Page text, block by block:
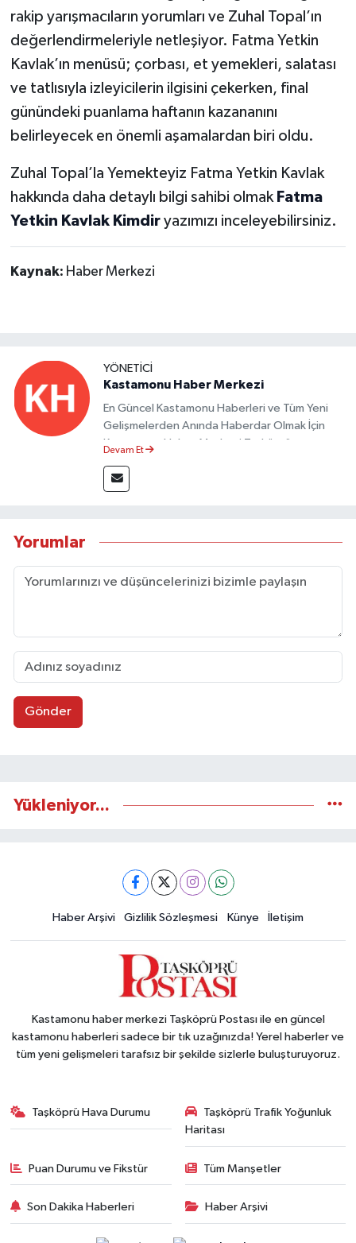
rakip yarışmacıların yorumları ve Zuhal Topal’ın
değerlendirmeleriyle netleşiyor. Fatma Yetkin
Kavlak’ın menüsü; çorbası, et yemekleri, salatası
ve tatlısıyla izleyicilerin ilgisini çekerken, final
günündeki puanlama haftanın kazananını
belirleyecek en önemli aşamalardan biri oldu.
Zuhal Topal’la Yemekteyiz Fatma Yetkin Kavlak
hakkında daha detaylı bilgi sahibi olmak Fatma
Yetkin Kavlak Kimdiryazımızı inceleyebilirsiniz.
Kaynak: Haber Merkezi
YÖNETICI
Kastamonu Haber Merkezi
En Güncel Kastamonu Haberleri ve Tüm Yeni
Gelişmelerden Anında Haberdar Olmak İçin
Kastamonu Haber Merkezi Taşköprü
Devam Et
Yorumlar
Gönder
Yükleniyor...
Haber Arşivi Gizlilik Sözleşmesi Künye İletişim
Kastamonu haber merkezi Taşköprü Postası ile en güncel
kastamonu haberleri sadece bir tık uzağınızda! Yerel haberler ve
tüm yeni gelişmeleri tarafsız bir şekilde sizlerle buluşturuyoruz.
Taşköprü Hava Durumu
Taşköprü Trafik Yoğunluk
Haritası
Puan Durumu ve Fikstür Tüm Manşetler
Son Dakika Haberleri Haber Arşivi